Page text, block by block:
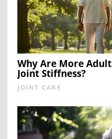
Why Are More
Joint Stiffness?
JOINT CARE